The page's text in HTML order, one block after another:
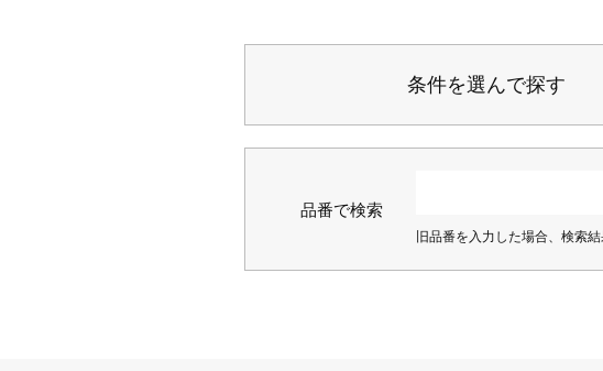
カーテン
デジタルカタログ
カーテン
取り扱いについて
ショールームで
カットサンプルのお求め
条件を選んで探す
品番で検索
旧品番を入力した場合、検索